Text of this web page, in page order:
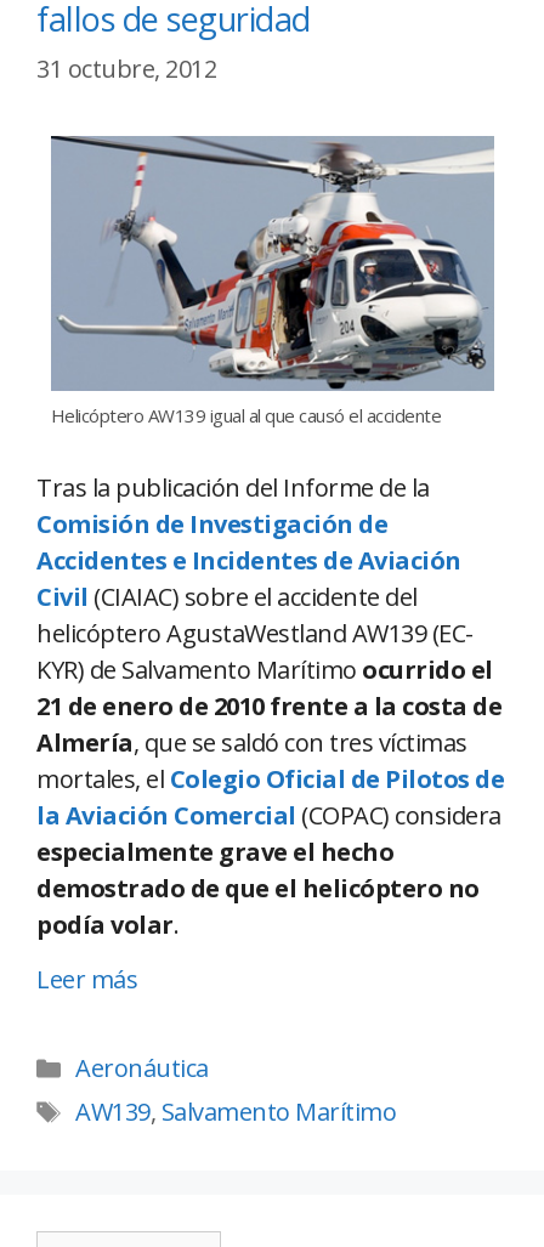
fallos de seguridad
31 octubre, 2012
Helicóptero AW139 igual al que causó el accidente
Tras la publicación del Informe de la
Comisión de Investigación de
Accidentes e Incidentes de Aviación
Civil (CIAIAC) sobre el accidente del
helicóptero AgustaWestland AW139 (EC-
KYR) de Salvamento Marítimo ocurrido el
21 de enero de 2010 frente a la costa de
Almería, que se saldó con tres víctimas
mortales, el Colegio Oficial de Pilotos de
la Aviación Comercial (COPAC) considera
especialmente grave el hecho
demostrado de que el helicóptero no
podía volar.
Leer más
Aeronáutica
AW139, Salvamento Marítimo